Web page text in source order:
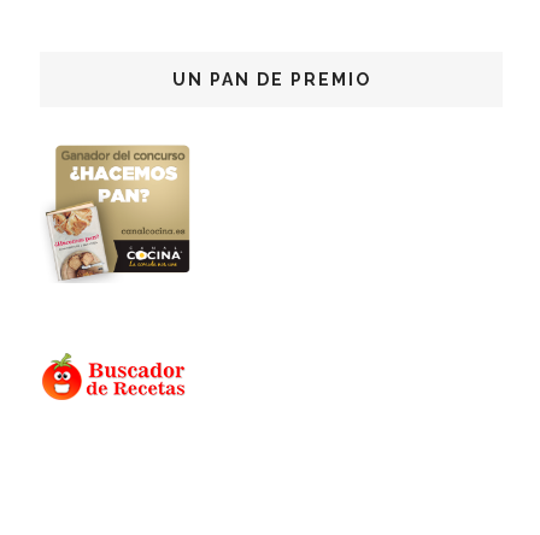
UN PAN DE PREMIO